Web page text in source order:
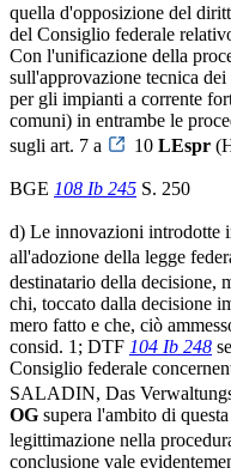
quella d'opposizione del
del Consiglio federale
Con l'unificazione della
sull'approvazione tecnica
per gli impianti a corrente
comuni) in entrambe le
sugli art. 7 a
10 LEspr
BGE 108 Ib 245 S. 250
d) Le innovazioni introdotte
all'adozione della legge
destinatario della decisione,
chi, toccato dalla decisione
mero fatto e che, ciò
consid. 1; DTF 104 Ib 248
Consiglio federale
SALADIN, Das
OG supera l'ambito di
legittimazione nella
conclusione vale